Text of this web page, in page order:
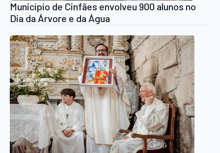
Município de Cinfães envolveu 900 alunos no
Dia da Árvore e da Água